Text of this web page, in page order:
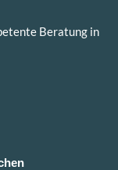
Beratung in